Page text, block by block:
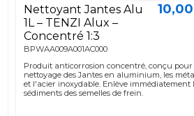
Nettoyant Jantes Alu
1L – TENZI Alux –
Concentré 1:3
BPWAA009A001AC000
Produit anticorrosion concentré, conçu pour
nettoyage des Jantes en aluminium, les
et l'acier inoxydable. Enlève immédiatement
sédiments des semelles de frein.